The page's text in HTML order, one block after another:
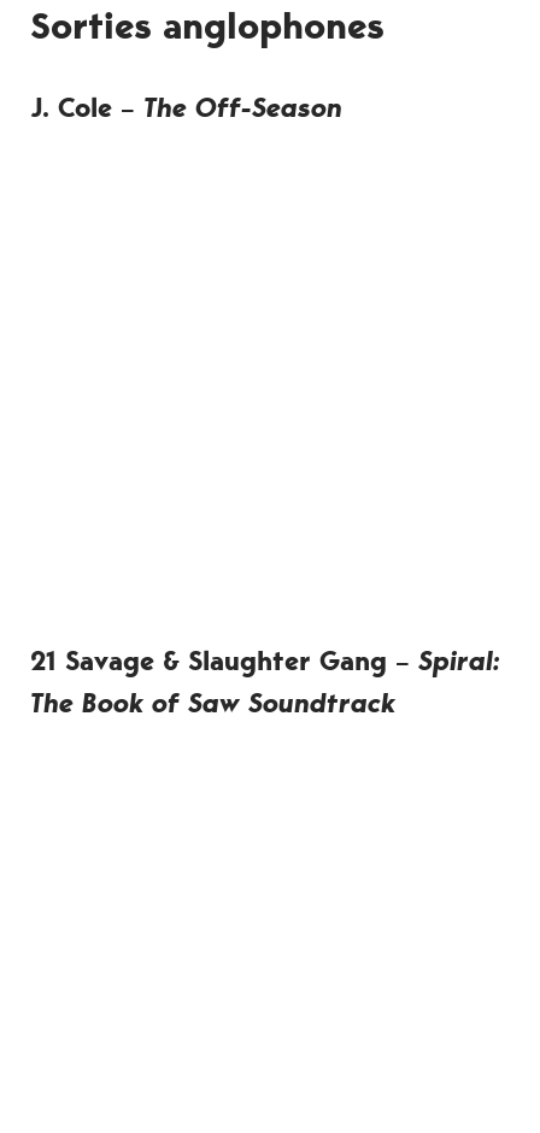
Sorties anglophones
J. Cole – The Off-Season
21 Savage & Slaughter Gang – Spiral:
The Book of Saw Soundtrack